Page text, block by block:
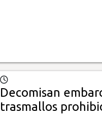
Decomisan
trasmallos